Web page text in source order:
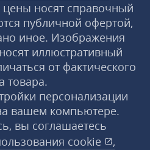
цены носят справочный
публичной офертой,
иное. Изображения
иллюстративный
от фактического
товара.
персонализации
вашем компьютере.
вы соглашаетесь
cookie
,